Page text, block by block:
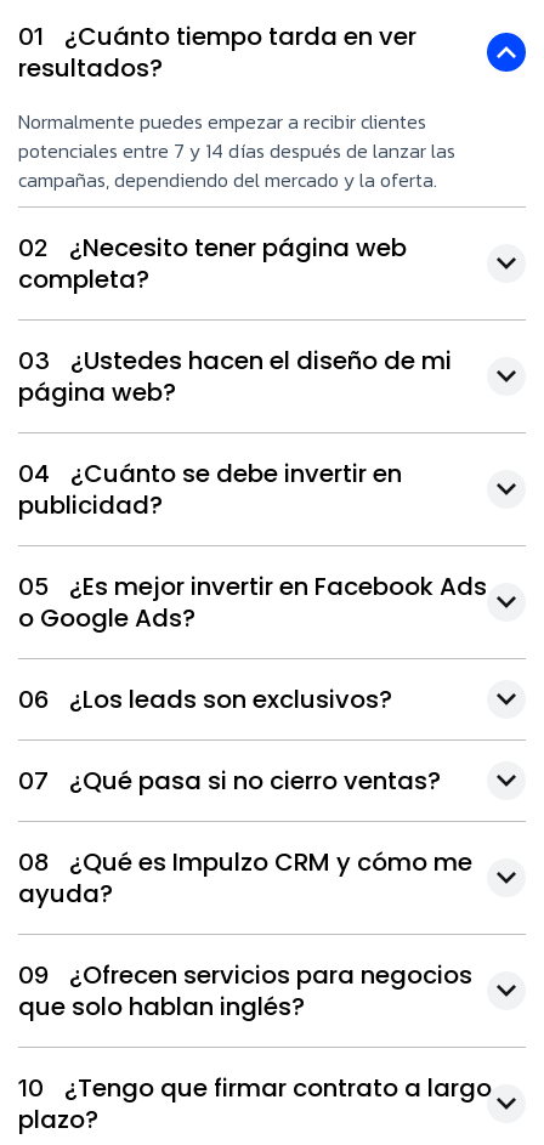
01
¿Cuánto tiempo tarda en ver
resultados?
Normalmente puedes empezar a recibir clientes
potenciales entre 7 y 14 días después de lanzar las
campañas, dependiendo del mercado y la oferta.
02
¿Necesito tener página web
completa?
03
¿Ustedes hacen el diseño de mi
página web?
04
¿Cuánto se debe invertir en
publicidad?
05
¿Es mejor invertir en Facebook Ads
o Google Ads?
06 ¿Los leads son exclusivos?
07 ¿Qué pasa si no cierro ventas?
08
¿Qué es Impulzo CRM y cómo me
ayuda?
09
¿Ofrecen servicios para negocios
que solo hablan inglés?
10
¿Tengo que firmar contrato a largo
plazo?